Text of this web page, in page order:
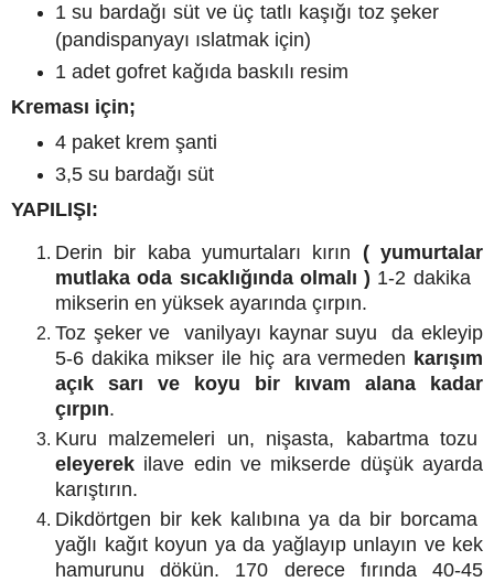
1 su bardağı süt ve üç tatlı kaşığı toz şeker
(pandispanyayı ıslatmak için)
1 adet gofret kağıda baskılı resim
Kreması için;
4 paket krem şanti
3,5 su bardağı süt
YAPILIŞI:
Derin bir kaba yumurtaları kırın ( yumurtalar
mutlaka oda sıcaklığında olmalı ) 1-2 dakika
mikserin en yüksek ayarında çırpın.
Toz şeker ve vanilyayı kaynar suyu da ekleyip
5-6 dakika mikser ile hiç ara vermeden karışım
açık sarı ve koyu bir kıvam alana kadar
çırpın.
Kuru malzemeleri un, nişasta, kabartma tozu
eleyerek ilave edin ve mikserde düşük ayarda
karıştırın.
Dikdörtgen bir kek kalıbına ya da bir borcama
yağlı kağıt koyun ya da yağlayıp unlayın ve kek
hamurunu dökün. 170 derece fırında 40-45